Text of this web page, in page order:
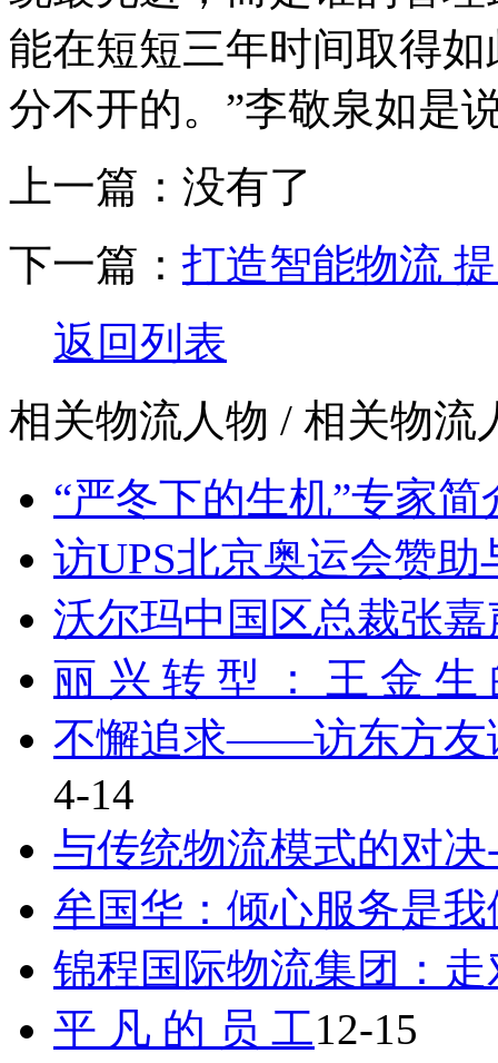
能在短短三年时间取得
分不开的。”李敬泉如是
上一篇：没有了
下一篇： 打造智能物流
返回列表
相关物流人物 / 相关物流
“严冬下的生机”专家
访UPS北京奥运会赞
沃尔玛中国区总裁张
丽 兴 转 型 ： 王 金 生
不懈追求——访东方友
4-14
与传统物流模式的对
牟国华：倾心服务是
锦程国际物流集团：
平 凡 的 员 工12-15